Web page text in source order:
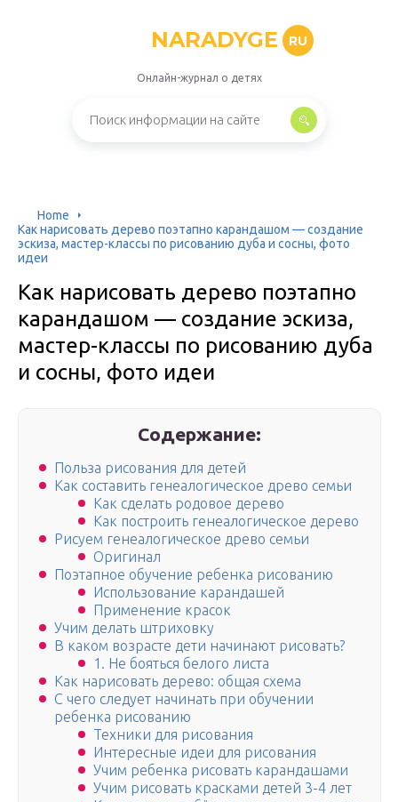
NARADYGE RU
Онлайн-журнал о детях
Home
Как нарисовать дерево поэтапно карандашом — создание
эскиза, мастер-классы по рисованию дуба и сосны, фото
идеи
Как нарисовать дерево поэтапно
карандашом — создание эскиза,
мастер-классы по рисованию дуба
и сосны, фото идеи
Содержание:
Польза рисования для детей
Как составить генеалогическое древо семьи
Как сделать родовое дерево
Как построить генеалогическое дерево
Рисуем генеалогическое древо семьи
Оригинал
Поэтапное обучение ребенка рисованию
Использование карандашей
Применение красок
Учим делать штриховку
В каком возрасте дети начинают рисовать?
1. Не бояться белого листа
Как нарисовать дерево: общая схема
С чего следует начинать при обучении
ребенка рисованию
Техники для рисования
Интересные идеи для рисования
Учим ребенка рисовать карандашами
Учим рисовать красками детей 3-4 лет